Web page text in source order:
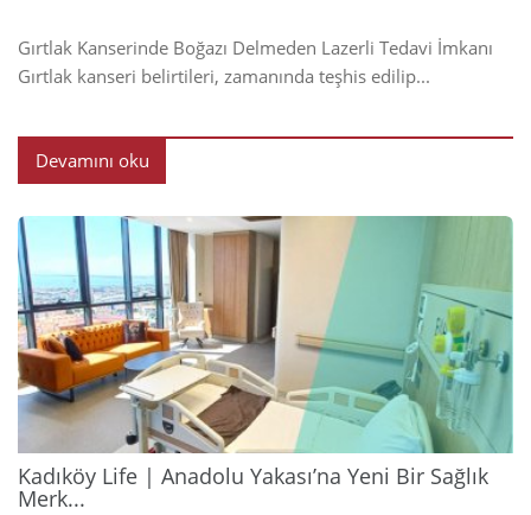
Gırtlak Kanserinde Boğazı Delmeden Lazerli Tedavi İmkanı
Gırtlak kanseri belirtileri, zamanında teşhis edilip...
Devamını oku
2024
Kadıköy Life | Anadolu Yakası’na Yeni Bir Sağlık
Merk...